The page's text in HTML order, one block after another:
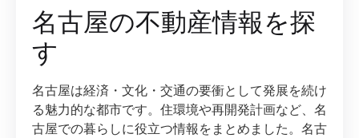
名古屋の不動産情報を探
す
名古屋は経済・文化・交通の要衝として発展を続け
る魅力的な都市です。住環境や再開発計画など、名
古屋での暮らしに役立つ情報をまとめました。名古